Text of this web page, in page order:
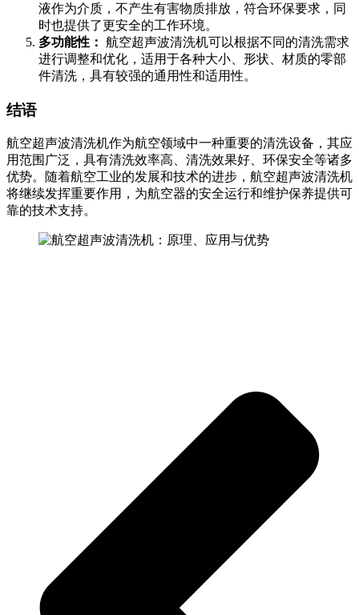
液作为介质，不产生有害物质排放，符合环保要求，同
时也提供了更安全的工作环境。
多功能性： 航空超声波清洗机可以根据不同的清洗需求
进行调整和优化，适用于各种大小、形状、材质的零部
件清洗，具有较强的通用性和适用性。
结语
航空超声波清洗机作为航空领域中一种重要的清洗设备，其应
用范围广泛，具有清洗效率高、清洗效果好、环保安全等诸多
优势。随着航空工业的发展和技术的进步，航空超声波清洗机
将继续发挥重要作用，为航空器的安全运行和维护保养提供可
靠的技术支持。